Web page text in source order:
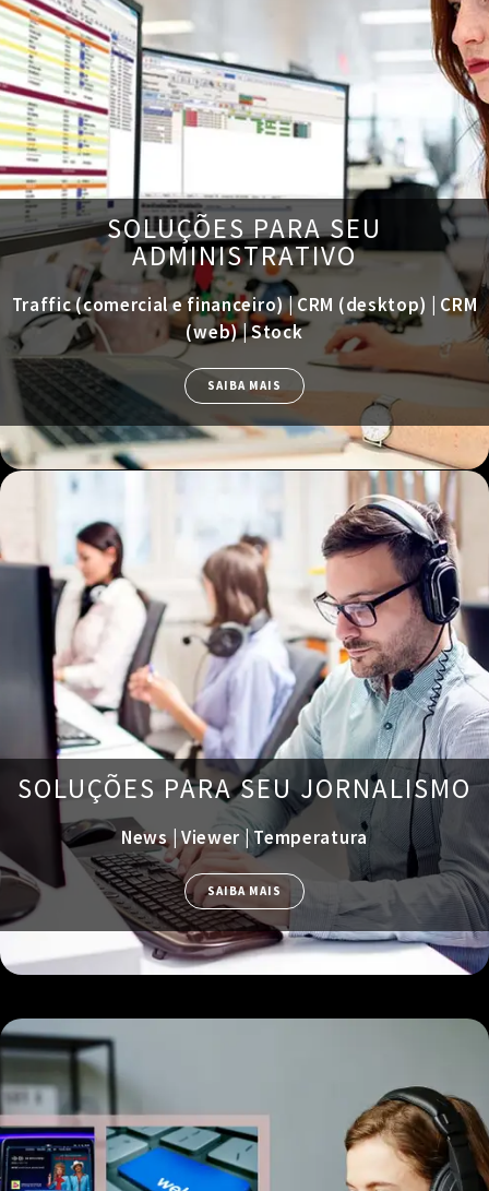
SOLUÇÕES PARA SEU
ADMINISTRATIVO
Traffic (comercial e financeiro) | CRM (desktop) | CRM
(web) | Stock
SAIBA MAIS
SOLUÇÕES PARA SEU JORNALISMO
News | Viewer | Temperatura
SAIBA MAIS